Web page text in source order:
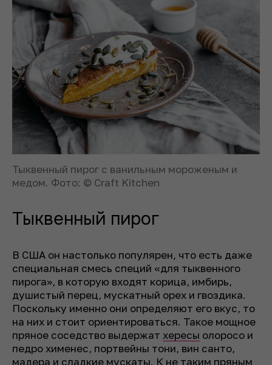
Тыквенный пирог с ванильным мороженым и
медом. Фото: © Craft Kitchen
Тыквенный пирог
В США он настолько популярен, что есть даже
специальная смесь специй «для тыквенного
пирога», в которую входят корица, имбирь,
душистый перец, мускатный орех и гвоздика.
Поскольку именно они определяют его вкус, то
на них и стоит ориентироваться. Такое мощное
пряное соседство выдержат хересы олоросо и
педро хименес, портвейны тони, вин санто,
мадера и сладкие мускаты. К не таким пряным